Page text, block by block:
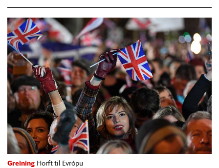
Greining Horft til Evrópu